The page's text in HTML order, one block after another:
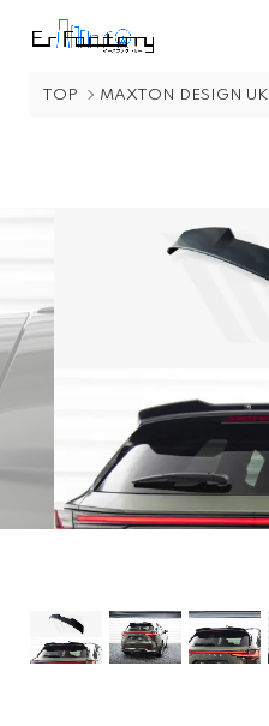
TOP MAXTON DESIGN UK